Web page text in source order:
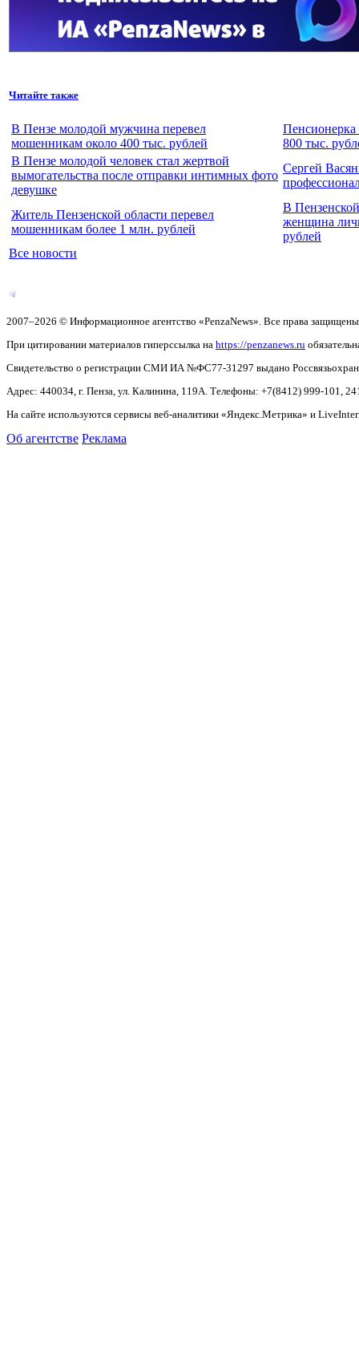
Читайте также
В Пензе молодой мужчина перевел
мошенникам около 400 тыс. рублей
Пенсионерка
800 тыс.
В Пензе молодой человек стал жертвой
вымогательства после отправки интимных фото
девушке
Сергей
Житель Пензенской области перевел
мошенникам более 1 млн. рублей
В
женщина
рублей
Все новости
2007–2026 © Информационное агентство «PenzaNews». Все права
При цитировании материалов гиперссылка на https://penzanews.ru
Свидетельство о регистрации СМИ ИА №ФС77-31297 выдано
Адрес: 440034, г. Пенза, ул. Калинина, 119А. Телефоны: +7(8412) 999-101,
На сайте используются сервисы веб-аналитики «Яндекс.Метрика» и
Об агентстве Реклама